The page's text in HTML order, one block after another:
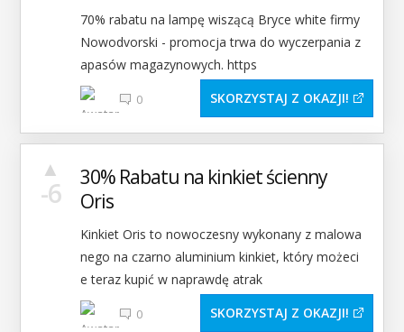
70% rabatu na lampę wiszącą Bryce white firmy
Nowodvorski - promocja trwa do wyczerpania z
apasów magazynowych. https
0 SKORZYSTAJ Z OKAZJI
-6
▲
30% Rabatu na kinkiet ścienny
Oris
Kinkiet Oris to nowoczesny wykonany z malowa
nego na czarno aluminium kinkiet, który możeci
e teraz kupić w naprawdę atrak
0 SKORZYSTAJ Z OKAZJI